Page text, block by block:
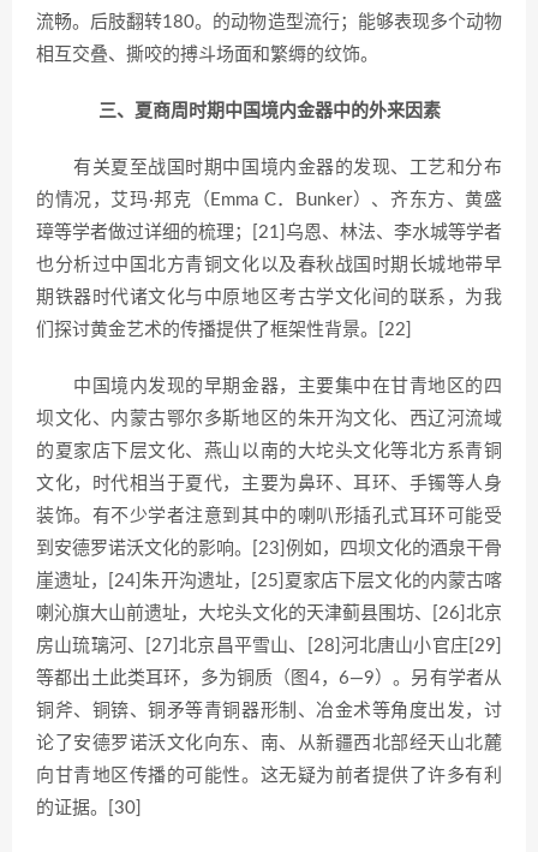
流畅。后肢翻转180。的动物造型流行；能够表现多个动物
相互交叠、撕咬的搏斗场面和繁缛的纹饰。
三、夏商周时期中国境内金器中的外来因素
有关夏至战国时期中国境内金器的发现、工艺和分布
的情况，艾玛·邦克（Emma C．Bunker）、齐东方、黄盛
璋等学者做过详细的梳理；[21]乌恩、林法、李水城等学者
也分析过中国北方青铜文化以及春秋战国时期长城地带早
期铁器时代诸文化与中原地区考古学文化间的联系，为我
们探讨黄金艺术的传播提供了框架性背景。[22]
中国境内发现的早期金器，主要集中在甘青地区的四
坝文化、内蒙古鄂尔多斯地区的朱开沟文化、西辽河流域
的夏家店下层文化、燕山以南的大坨头文化等北方系青铜
文化，时代相当于夏代，主要为鼻环、耳环、手镯等人身
装饰。有不少学者注意到其中的喇叭形插孔式耳环可能受
到安德罗诺沃文化的影响。[23]例如，四坝文化的酒泉干骨
崖遗址，[24]朱开沟遗址，[25]夏家店下层文化的内蒙古喀
喇沁旗大山前遗址，大坨头文化的天津蓟县围坊、[26]北京
房山琉璃河、[27]北京昌平雪山、[28]河北唐山小官庄[29]
等都出土此类耳环，多为铜质（图4，6—9）。另有学者从
铜斧、铜锛、铜矛等青铜器形制、冶金术等角度出发，讨
论了安德罗诺沃文化向东、南、从新疆西北部经天山北麓
向甘青地区传播的可能性。这无疑为前者提供了许多有利
的证据。[30]